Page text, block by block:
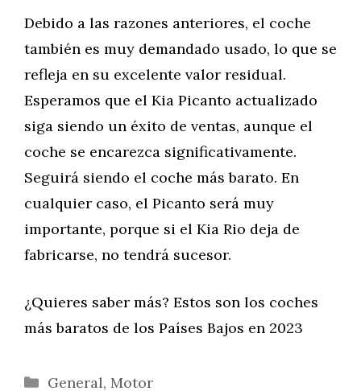
Debido a las razones anteriores, el coche
también es muy demandado usado, lo que se
refleja en su excelente valor residual.
Esperamos que el Kia Picanto actualizado
siga siendo un éxito de ventas, aunque el
coche se encarezca significativamente.
Seguirá siendo el coche más barato. En
cualquier caso, el Picanto será muy
importante, porque si el Kia Rio deja de
fabricarse, no tendrá sucesor.
¿Quieres saber más? Estos son los coches
más baratos de los Países Bajos en 2023
Categorías
General, Motor